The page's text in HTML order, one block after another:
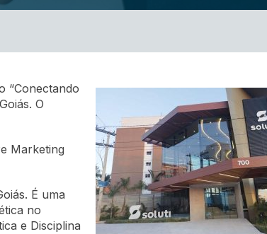
“Conectando
O
Marketing
É uma
no
e Disciplina